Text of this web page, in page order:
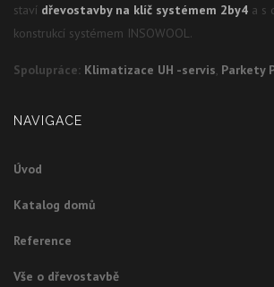
staví dřevostavby na klíč systémem 2by4 a s
konstrukcí systémem INSOWOOL.
Spolupráce: Klimatizace UH -servis, Parkety
NAVIGACE
Úvod
Katalog domů
Reference
Vše o dřevostavbě